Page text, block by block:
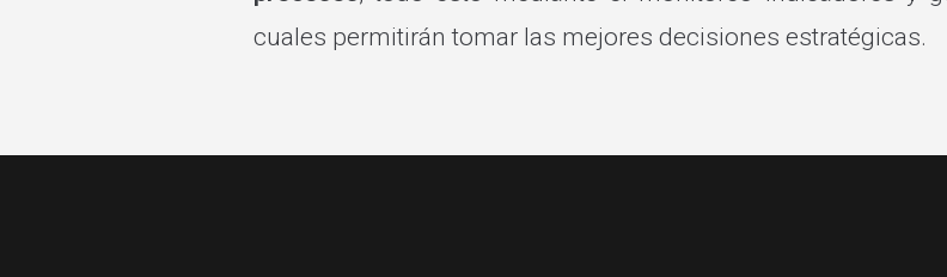
cuales permitirán tomar las mejores decisiones estratégicas.